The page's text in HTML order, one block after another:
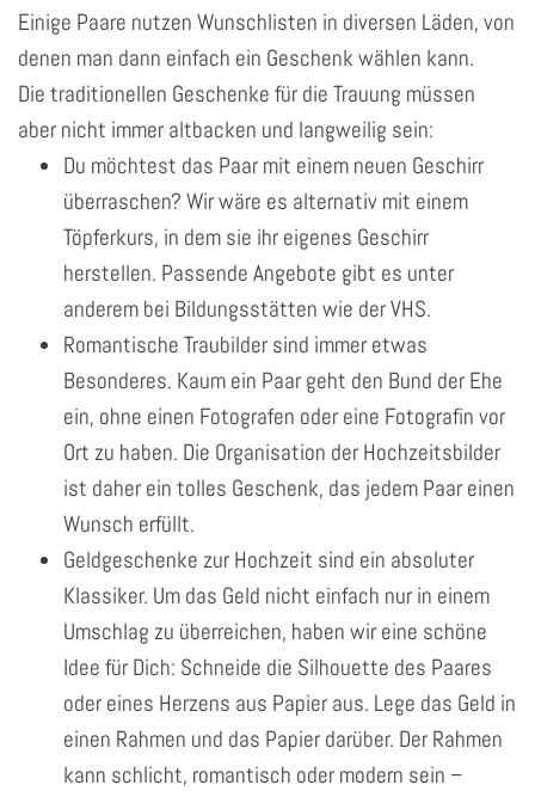
Einige Paare nutzen Wunschlisten in diversen Läden, von
denen man dann einfach ein Geschenk wählen kann.
Die traditionellen Geschenke für die Trauung müssen
aber nicht immer altbacken und langweilig sein:
Du möchtest das Paar mit einem neuen Geschirr
überraschen? Wir wäre es alternativ mit einem
Töpferkurs, in dem sie ihr eigenes Geschirr
herstellen. Passende Angebote gibt es unter
anderem bei Bildungsstätten wie der VHS.
Romantische Traubilder sind immer etwas
Besonderes. Kaum ein Paar geht den Bund der Ehe
ein, ohne einen Fotografen oder eine Fotografin vor
Ort zu haben. Die Organisation der Hochzeitsbilder
ist daher ein tolles Geschenk, das jedem Paar einen
Wunsch erfüllt.
Geldgeschenke zur Hochzeit sind ein absoluter
Klassiker. Um das Geld nicht einfach nur in einem
Umschlag zu überreichen, haben wir eine schöne
Idee für Dich: Schneide die Silhouette des Paares
oder eines Herzens aus Papier aus. Lege das Geld in
einen Rahmen und das Papier darüber. Der Rahmen
kann schlicht, romantisch oder modern sein –